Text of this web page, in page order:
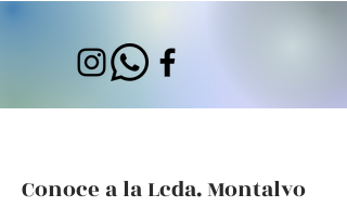
Conoce a la Lcda. Montalvo